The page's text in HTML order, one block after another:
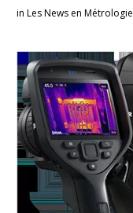
inLes News en Métrologie